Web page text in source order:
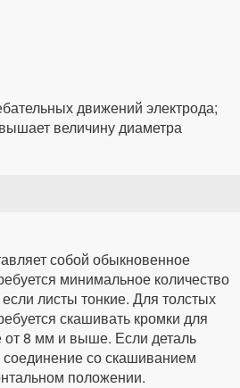
движений электрода;
величину диаметра
собой обыкновенное
минимальное количество
листы тонкие. Для толстых
скашивать кромки для
от 8 мм и выше. Если деталь
со скашиванием
положении.